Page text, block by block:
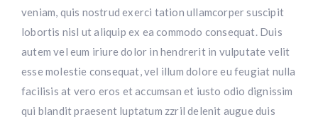
veniam, quis nostrud exerci tation ullamcorper suscipit
lobortis nisl ut aliquip ex ea commodo consequat. Duis
autem vel eum iriure dolor in hendrerit in vulputate velit
esse molestie consequat, vel illum dolore eu feugiat nulla
facilisis at vero eros et accumsan et iusto odio dignissim
qui blandit praesent luptatum zzril delenit augue duis